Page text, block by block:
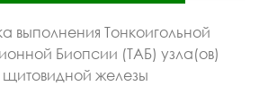
выполнения Тонкоигольной
Биопсии (ТАБ) узла(ов)
щитовидной железы